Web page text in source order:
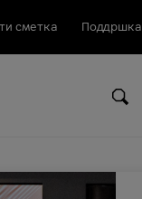
сметка Поддршка